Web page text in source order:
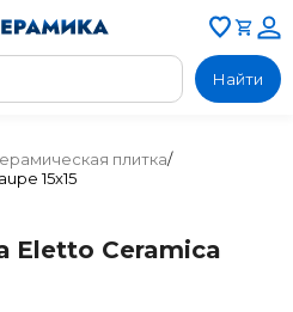
Найти
плитка/
15x15
Eletto Ceramica